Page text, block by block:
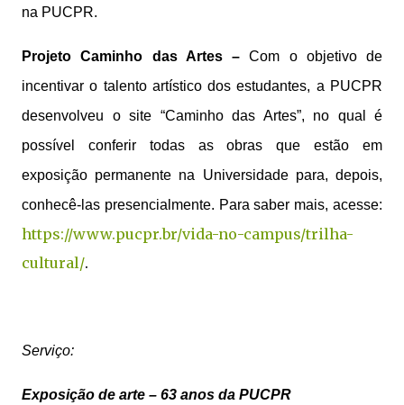
na PUCPR.
Projeto Caminho das Artes –Com o objetivo de
incentivar o talento artístico dos estudantes, a PUCPR
desenvolveu o site “Caminho das Artes”, no qual é
possível conferir todas as obras que estão em
exposição permanente na Universidade para, depois,
conhecê-las presencialmente. Para saber mais, acesse:
https://www.pucpr.br/vida-no-campus/trilha-
cultural/.
Serviço:
Exposição de arte – 63 anos da PUCPR